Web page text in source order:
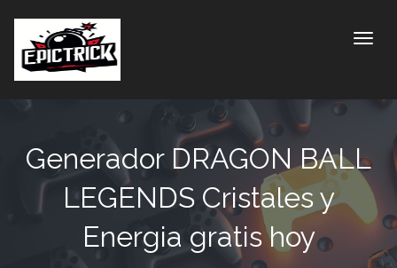
Generador DRAGON BALL
LEGENDS Cristales y
Energia gratis hoy